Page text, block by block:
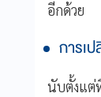
อีกด้วย
การเ
นับตั้งแต่